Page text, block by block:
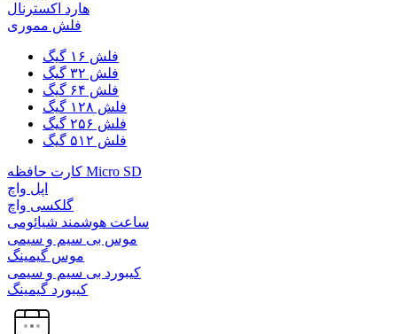
هارد اکسترنال
فلش مموری
فلش ۱۶ گیگ
فلش ۳۲ گیگ
فلش ۶۴ گیگ
فلش ۱۲۸ گیگ
فلش ۲۵۶ گیگ
فلش ۵۱۲ گیگ
کارت حافظه Micro SD
اپل واچ
گلکسی واچ
ساعت هوشمند شیائومی
موس بی سیم و سیمی
موس گیمینگ
کیبورد بی سیم و سیمی
کیبورد گیمینگ